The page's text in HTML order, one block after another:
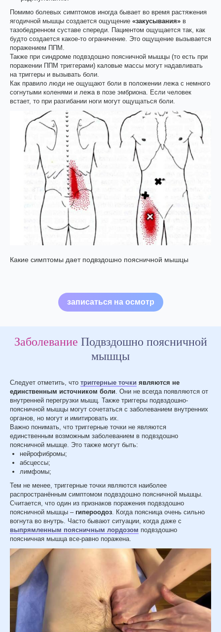
Помимо болевых симптомов иногда бывает во время растяжения
ягодичной мышцы создается ощущение «закусывания» в
тазобедренном суставе спереди. Пациентом ощущается так, как
будто создается какое-то ограничение. Это ощущение вызывается
поражением ППМ.
Также при синдроме подвздошно поясничной мышцы (то есть при
поражении ППМ триггерами) каловые массы могут надавливать
на триггеры и вызывать боли.
Как правило люди не ощущают боли в положении лежа с немного
согнутыми коленями и лежа в позе эмбриона. Если человек
встает, то при разгибании ноги могут ощущаться боли.
Какие симптомы дает подвздошно поясничной мышцы
записаться на осмотр
Заболевание Подвздошно поясничной
мышцы
Следует отметить, что триггерные точки являются не
единственным источником боли. Они не всегда появляются от
внутренней перегрузки мышц. Также триггеры подвздошно-
поясничной мышцы могут сочетаться с заболеванием внутренних
органов, но могут и имитировать их.
Важно понимать, что триггерные точки не являются
единственным возможным заболеванием в подвздошно
поясничной мышце. Это также могут быть:
нейрофибромы;
абсцессы;
лимфомы;
Тем не менее, триггерные точки являются наиболее
распространённым симптомом подвздошно поясничной мышцы.
Считается, что один из признаков поражения подвздошно
поясничной мышцы – гипероодоз. Когда поясница очень сильно
вогнута во внутрь. Часто бывают ситуации, когда даже с
выпрямленным поясничным лордозом подвздошно
поясничная мышца все-равно поражена.